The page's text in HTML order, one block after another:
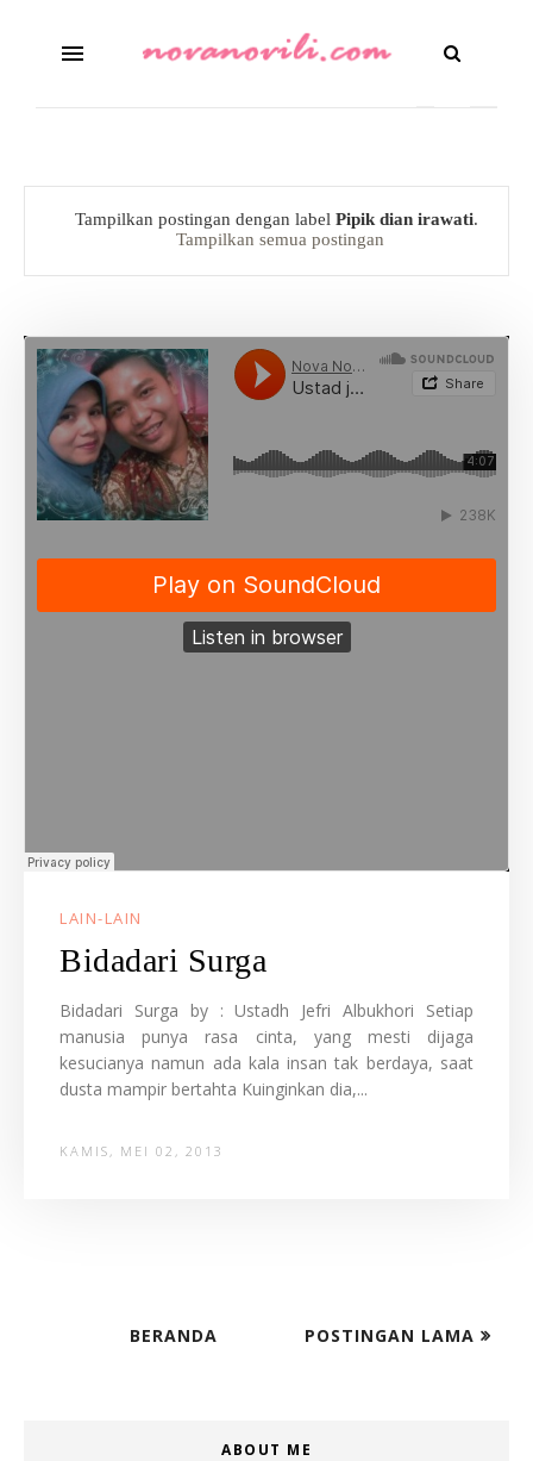
Tampilkan postingan dengan label Pipik dian irawati.
Tampilkan semua postingan
LAIN-LAIN
Bidadari Surga
Bidadari Surga by : Ustadh Jefri Albukhori Setiap
manusia punya rasa cinta, yang mesti dijaga
kesucianya namun ada kala insan tak berdaya, saat
dusta mampir bertahta Kuinginkan dia,...
KAMIS, MEI 02, 2013
POSTINGAN LAMA
BERANDA
ABOUT ME